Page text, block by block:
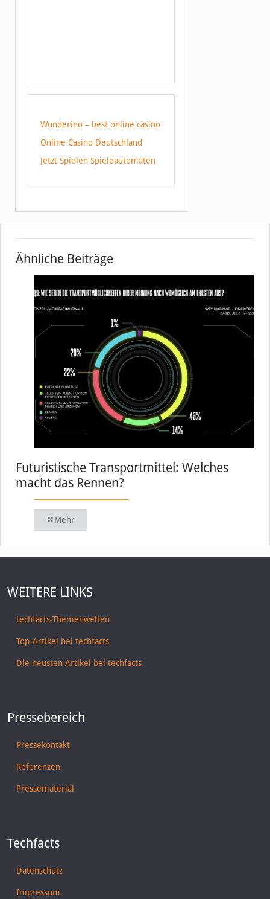
Wunderino – best online casino
Online Casino Deutschland
Jetzt Spielen Spieleautomaten
Ähnliche Beiträge
Futuristische Transportmittel: Welches
macht das Rennen?
Mehr
WEITERE LINKS
techfacts-Themenwelten
Top-Artikel bei techfacts
Die neusten Artikel bei techfacts
Pressebereich
Pressekontakt
Referenzen
Pressematerial
Techfacts
Datenschutz
Impressum